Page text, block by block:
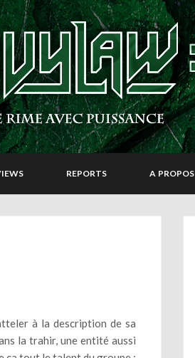
REPORTS A PROPOS
à la description de sa
la trahir, une entité aussi